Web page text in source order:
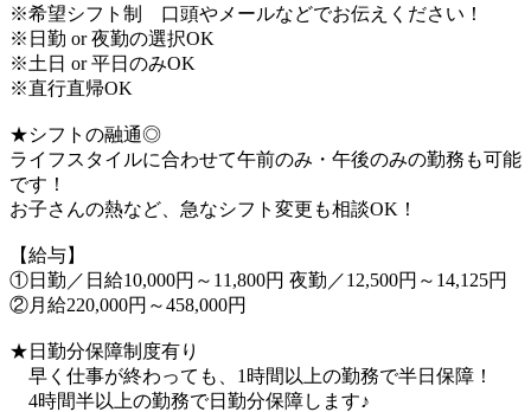
※希望シフト制 口頭やメールなどでお伝えください！
※日勤 or 夜勤の選択OK
※土日 or 平日のみOK
※直行直帰OK
★シフトの融通◎
ライフスタイルに合わせて午前のみ・午後のみの勤務も可能
です！
お子さんの熱など、急なシフト変更も相談OK！
【給与】
①日勤／日給10,000円～11,800円 夜勤／12,500円～14,125円
②月給220,000円～458,000円
★日勤分保障制度有り
早く仕事が終わっても、1時間以上の勤務で半日保障！
4時間半以上の勤務で日勤分保障します♪